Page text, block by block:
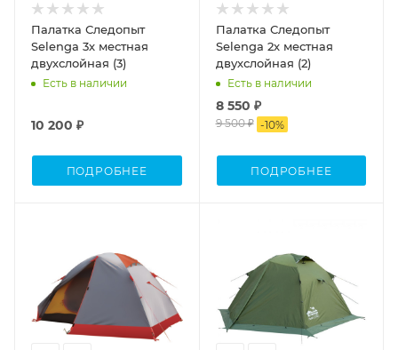
Палатка Следопыт
Selenga 3х местная
двухслойная (3)
Есть в наличии
10 200 ₽
ПОДРОБНЕЕ
Палатка Следопыт
Selenga 2х местная
двухслойная (2)
Есть в наличии
8 550 ₽
9 500 ₽ -10%
ПОДРОБНЕЕ